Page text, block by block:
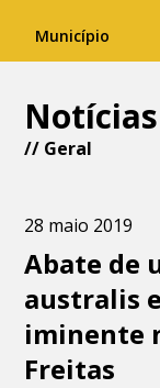
Município
Notícias
// Geral
28 maio 2019
Abate de
australis
iminente
Freitas